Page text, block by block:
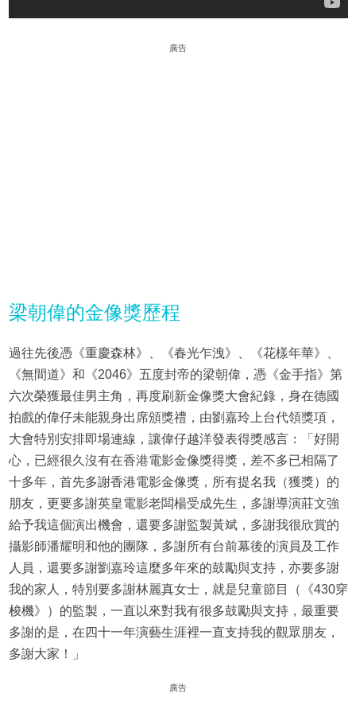
廣告
梁朝偉的金像獎歷程
過往先後憑《重慶森林》、《春光乍洩》、《花樣年華》、
《無間道》和《2046》五度封帝的梁朝偉，憑《金手指》第
六次榮獲最佳男主角，再度刷新金像獎大會紀錄，身在德國
拍戲的偉仔未能親身出席頒獎禮，由劉嘉玲上台代領獎項，
大會特別安排即場連線，讓偉仔越洋發表得獎感言：「好開
心，已經很久沒有在香港電影金像獎得獎，差不多已相隔了
十多年，首先多謝香港電影金像獎，所有提名我（獲獎）的
朋友，更要多謝英皇電影老闆楊受成先生，多謝導演莊文強
給予我這個演出機會，還要多謝監製黃斌，多謝我很欣賞的
攝影師潘耀明和他的團隊，多謝所有台前幕後的演員及工作
人員，還要多謝劉嘉玲這麼多年來的鼓勵與支持，亦要多謝
我的家人，特別要多謝林麗真女士，就是兒童節目（《430穿
梭機》）的監製，一直以來對我有很多鼓勵與支持，最重要
多謝的是，在四十一年演藝生涯裡一直支持我的觀眾朋友，
多謝大家！」
廣告